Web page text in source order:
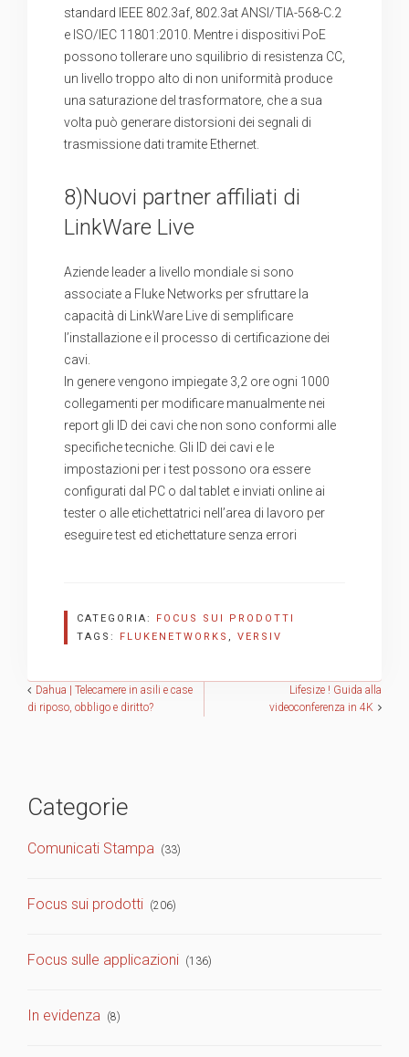
standard IEEE 802.3af, 802.3at ANSI/TIA-568-C.2
e ISO/IEC 11801:2010. Mentre i dispositivi PoE
possono tollerare uno squilibrio di resistenza CC,
un livello troppo alto di non uniformità produce
una saturazione del trasformatore, che a sua
volta può generare distorsioni dei segnali di
trasmissione dati tramite Ethernet.
8)Nuovi partner affiliati di
LinkWare Live
Aziende leader a livello mondiale si sono
associate a Fluke Networks per sfruttare la
capacità di LinkWare Live di semplificare
l’installazione e il processo di certificazione dei
cavi.
In genere vengono impiegate 3,2 ore ogni 1000
collegamenti per modificare manualmente nei
report gli ID dei cavi che non sono conformi alle
specifiche tecniche. Gli ID dei cavi e le
impostazioni per i test possono ora essere
configurati dal PC o dal tablet e inviati online ai
tester o alle etichettatrici nell’area di lavoro per
eseguire test ed etichettature senza errori
CATEGORIA:
FOCUS SUI PRODOTTI
TAGS:
FLUKENETWORKS , VERSIV
Navigazione
Dahua | Telecamere in asili e case
di riposo, obbligo e diritto?
Lifesize ! Guida alla
videoconferenza in 4K
Categorie
Comunicati Stampa (33)
Focus sui prodotti (206)
Focus sulle applicazioni (136)
In evidenza (8)